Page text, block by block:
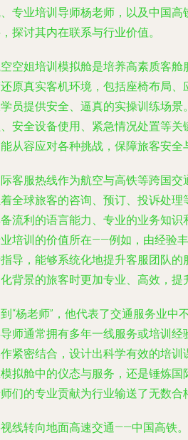
专业培训导师杨老师，以及中国
探讨其内在联系与行业价值。
空姐培训模拟舱是培养高素质客
原真实客机环境，包括座椅布局
员提供安全、逼真的实操训练场
安全设备使用、紧急情况处置等
从容应对各种挑战，保障旅客安全
客服热线作为航空与高铁等跨国
全球旅客的咨询、预订、投诉处
流利的语言能力、专业的业务知
培训的价值所在——例如，由经验
导，能够系统化地提升客服团队
背景的旅客时更加专业、高效，提
“杨老师”，他代表了交通服务业中
师通常拥有多年一线服务或培训
紧密结合，设计出科学有效的培
拟舱中的仪态与服务，还是锤炼
们的专业贡献为行业输送了无数合
线转向地面高速交通——中国高铁